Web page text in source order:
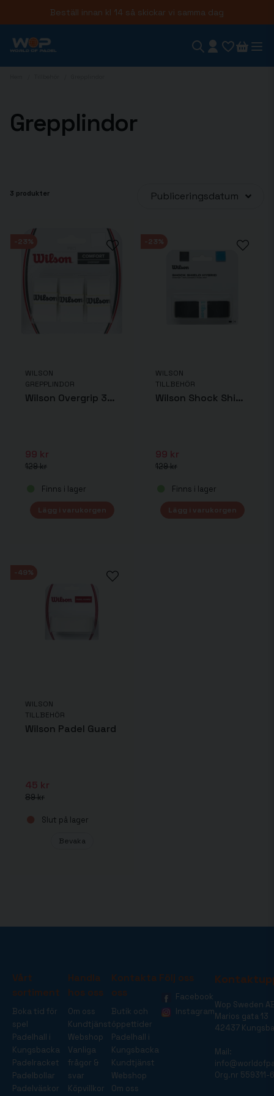
Beställ innan kl 14 så skickar vi samma dag
Grepplindor
3 produkter Publiceringsdatum
WILSON
GREPPLINDOR
Wilson Overgrip 3-pack
129 kr
99 kr
Finns i lager
Lägg i varukorgen
-23%
WILSON
TILLBEHÖR
Wilson Shock Shield Hybrid
129 kr
99 kr
Finns i lager
Lägg i varukorgen
-23%
WILSON
TILLBEHÖR
Wilson Padel Guard
89 kr
45 kr
Slut på lager
Bevaka
-49%
Vårt
sortiment
Boka tid för
spel
Padelhall i
Kungsbacka
Padelracket
Padelbollar
Padelväskor
Handla
hos oss
Om oss
Kundtjänst
Webshop
Vanliga
frågor &
svar
Köpvillkor
Kontakta
oss
Butik och
öppettider
Padelhall i
Kungsbacka
Kundtjänst
Webshop
Om oss
Följ oss
Facebook
Instagram
Wop Sweden
Marios gata 13
42437
Mail:
Org.nr 559311-